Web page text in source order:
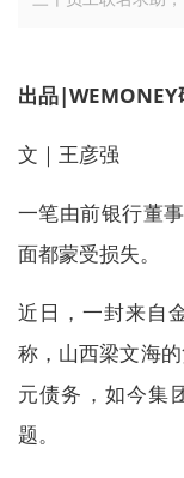
出品|WEMONEY
文｜王彦强
一笔由前银行董
面都蒙受损失。
近日，一封来自
称，山西梁文海
元债务，如今集
题。